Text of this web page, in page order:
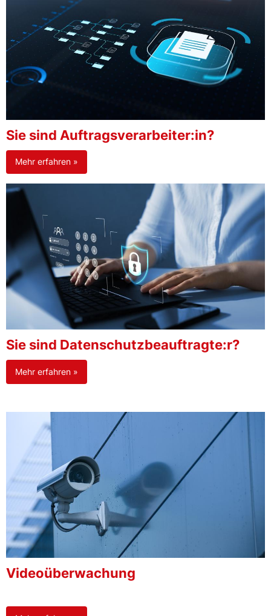
Sie sind Auftragsverarbeiter:in?
Mehr erfahren »
Sie sind Datenschutzbeauftragte:r?
Mehr erfahren »
Videoüberwachung